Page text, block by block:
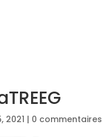
2021 | 0 commentaires